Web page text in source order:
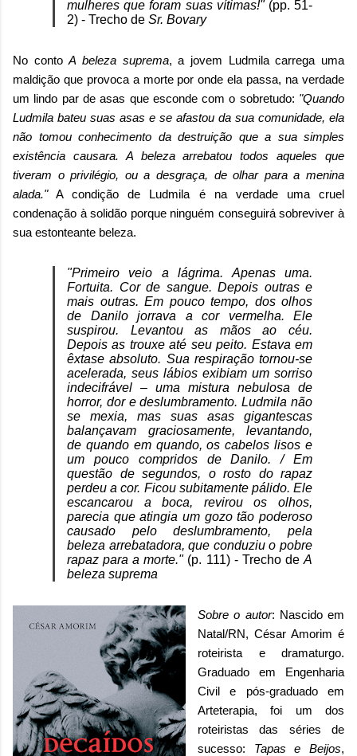
mulheres que foram suas vítimas!"(pp. 51-
2) - Trecho de Sr. Bovary
No contoA beleza suprema, a jovem Ludmila carrega uma
maldição que provoca a morte por onde ela passa, na verdade
um lindo par de asas que esconde com o sobretudo: "Quando
Ludmila bateu suas asas e se afastou da sua comunidade, ela
não tomou conhecimento da destruição que a sua simples
existência causara. A beleza arrebatou todos aqueles que
tiveram o privilégio, ou a desgraça, de olhar para a menina
alada."A condição de Ludmila é na verdade uma cruel
condenação à solidão porque ninguém conseguirá sobreviver à
sua estonteante beleza.
"Primeiro veio a lágrima. Apenas uma.
Fortuita. Cor de sangue. Depois outras e
mais outras. Em pouco tempo, dos olhos
de Danilo jorrava a cor vermelha. Ele
suspirou. Levantou as mãos ao céu.
Depois as trouxe até seu peito. Estava em
êxtase absoluto. Sua respiração tornou-se
acelerada, seus lábios exibiam um sorriso
indecifrável – uma mistura nebulosa de
horror, dor e deslumbramento. Ludmila não
se mexia, mas suas asas gigantescas
balançavam graciosamente, levantando,
de quando em quando, os cabelos lisos e
um pouco compridos de Danilo. / Em
questão de segundos, o rosto do rapaz
perdeu a cor. Ficou subitamente pálido. Ele
escancarou a boca, revirou os olhos,
parecia que atingia um gozo tão poderoso
causado pelo deslumbramento, pela
beleza arrebatadora, que conduziu o pobre
rapaz para a morte."(p. 111) - Trecho deA
beleza suprema
Sobre o autor: Nascido em
Natal/RN, César Amorim é
roteirista e dramaturgo.
Graduado em Engenharia
Civil e pós-graduado em
Arteterapia, foi um dos
roteiristas das séries de
sucesso: Tapas e Beijos,